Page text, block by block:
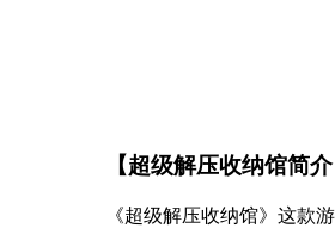
【超级解压收纳馆简介
《超级解压收纳馆》这款